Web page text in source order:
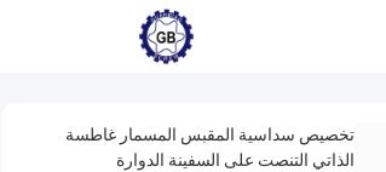
تخصيص سداسية المقبس المسمار غاطسة
الذاتي التنصت على السفينة الدوارة